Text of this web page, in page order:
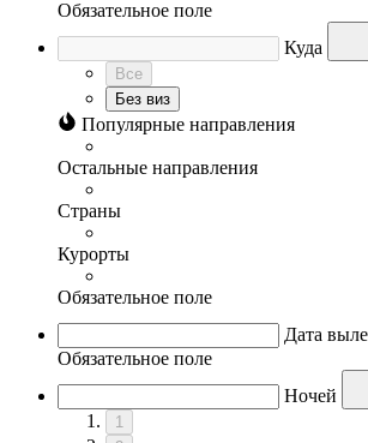
Обязательное поле
Куда
Все
Без виз
Популярные направления
Остальные направления
Страны
Курорты
Обязательное поле
Дата
Обязательное поле
Ночей
1